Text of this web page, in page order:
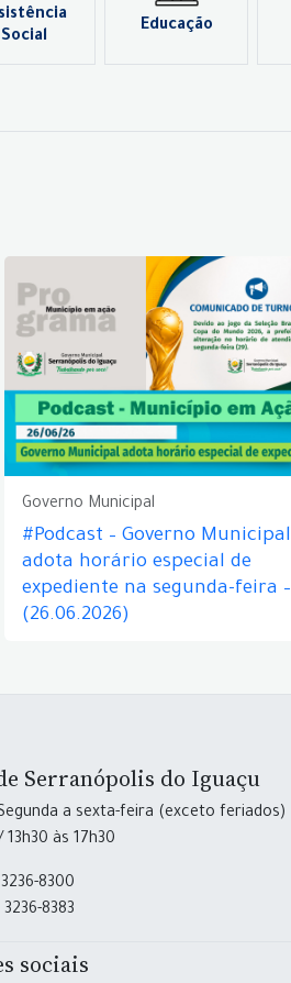
Social
Educação
Governo Municipal
#Podcast – Governo Municipal
adota horário especial de
expediente na segunda-feira –
(26.06.2026)
Serranópolis do Iguaçu
a sexta-feira (exceto feriados)
13h30 às 17h30
8300
8383
sociais